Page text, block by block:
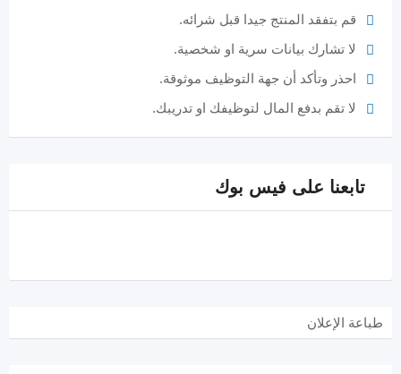
قم بتفقد المنتج جيدا قبل شرائه.
لا تشارك بيانات سرية او شخصية.
احذر وتأكد أن جهة التوظيف موثوقة.
لا تقم بدفع المال لتوظيفك او تدريبك.
تابعنا على فيس بوك
طباعة الإعلان